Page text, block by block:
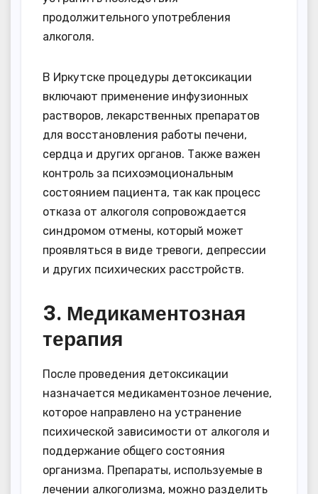
продолжительного употребления
алкоголя.
В Иркутске процедуры детоксикации
включают применение инфузионных
растворов, лекарственных препаратов
для восстановления работы печени,
сердца и других органов. Также важен
контроль за психоэмоциональным
состоянием пациента, так как процесс
отказа от алкоголя сопровождается
синдромом отмены, который может
проявляться в виде тревоги, депрессии
и других психических расстройств.
3. Медикаментозная
терапия
После проведения детоксикации
назначается медикаментозное лечение,
которое направлено на устранение
психической зависимости от алкоголя и
поддержание общего состояния
организма. Препараты, используемые в
лечении алкоголизма, можно разделить